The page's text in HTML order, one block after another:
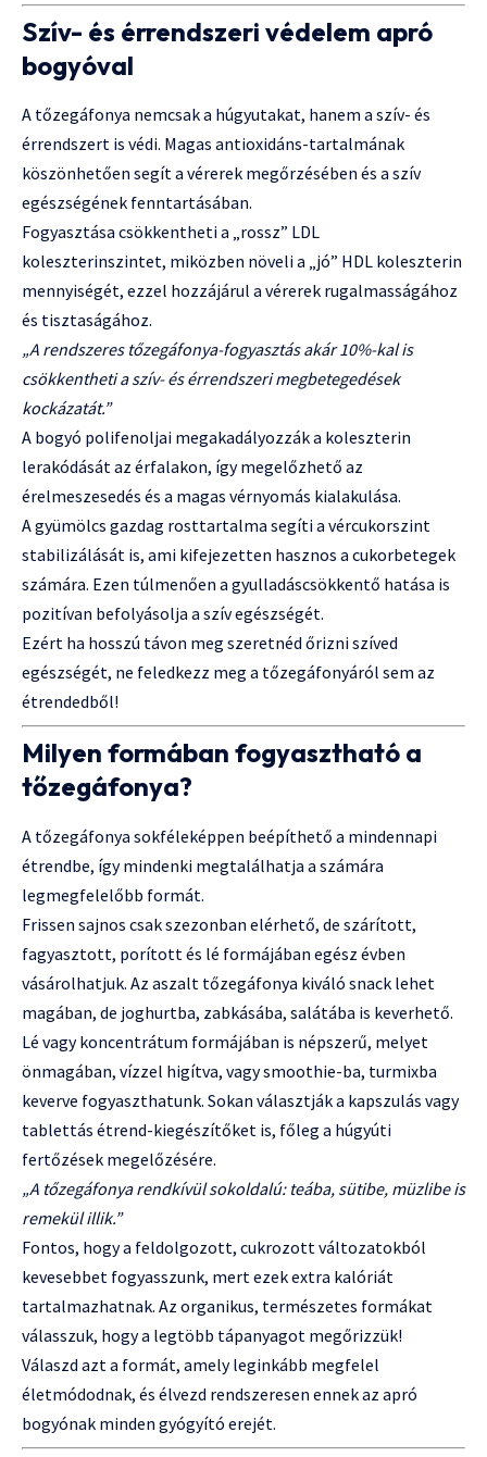
Szív- és érrendszeri védelem apró
bogyóval
A tőzegáfonya nemcsak a húgyutakat, hanem a szív- és
érrendszert is védi. Magas antioxidáns-tartalmának
köszönhetően segít a vérerek megőrzésében és a szív
egészségének fenntartásában.
Fogyasztása csökkentheti a „rossz” LDL
koleszterinszintet, miközben növeli a „jó” HDL koleszterin
mennyiségét, ezzel hozzájárul a vérerek rugalmasságához
és tisztaságához.
„A rendszeres tőzegáfonya-fogyasztás akár 10%-kal is
csökkentheti a szív- és érrendszeri megbetegedések
kockázatát.”
A bogyó polifenoljai megakadályozzák a koleszterin
lerakódását az érfalakon, így megelőzhető az
érelmeszesedés és a magas vérnyomás kialakulása.
A gyümölcs gazdag rosttartalma segíti a vércukorszint
stabilizálását is, ami kifejezetten hasznos a cukorbetegek
számára. Ezen túlmenően a gyulladáscsökkentő hatása is
pozitívan befolyásolja a szív egészségét.
Ezért ha hosszú távon meg szeretnéd őrizni szíved
egészségét, ne feledkezz meg a tőzegáfonyáról sem az
étrendedből!
Milyen formában fogyasztható a
tőzegáfonya?
A tőzegáfonya sokféleképpen beépíthető a mindennapi
étrendbe, így mindenki megtalálhatja a számára
legmegfelelőbb formát.
Frissen sajnos csak szezonban elérhető, de szárított,
fagyasztott, porított és lé formájában egész évben
vásárolhatjuk. Az aszalt tőzegáfonya kiváló snack lehet
magában, de joghurtba, zabkásába, salátába is keverhető.
Lé vagy koncentrátum formájában is népszerű, melyet
önmagában, vízzel higítva, vagy smoothie-ba, turmixba
keverve fogyaszthatunk. Sokan választják a kapszulás vagy
tablettás étrend-kiegészítőket is, főleg a húgyúti
fertőzések megelőzésére.
„A tőzegáfonya rendkívül sokoldalú: teába, sütibe, müzlibe is
remekül illik.”
Fontos, hogy a feldolgozott, cukrozott változatokból
kevesebbet fogyasszunk, mert ezek extra kalóriát
tartalmazhatnak. Az organikus, természetes formákat
válasszuk, hogy a legtöbb tápanyagot megőrizzük!
Válaszd azt a formát, amely leginkább megfelel
életmódodnak, és élvezd rendszeresen ennek az apró
bogyónak minden gyógyító erejét.